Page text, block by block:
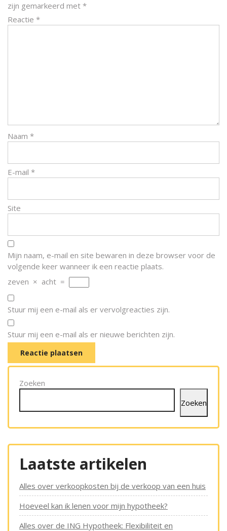
zijn gemarkeerd met *
Reactie *
Naam *
E-mail *
Site
Mijn naam, e-mail en site bewaren in deze browser voor de
volgende keer wanneer ik een reactie plaats.
zeven × acht =
Stuur mij een e-mail als er vervolgreacties zijn.
Stuur mij een e-mail als er nieuwe berichten zijn.
Zoeken
Zoeken
Laatste artikelen
Alles over verkoopkosten bij de verkoop van een huis
Hoeveel kan ik lenen voor mijn hypotheek?
Alles over de ING Hypotheek: Flexibiliteit en